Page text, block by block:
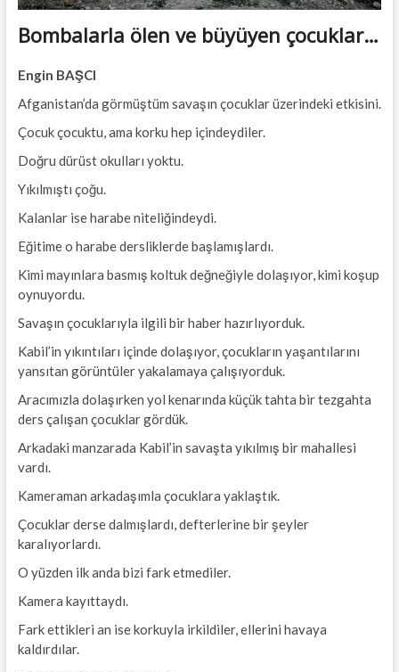
Bombalarla ölen ve büyüyen çocuklar…
Engin BAŞCI
Afganistan’da görmüştüm savaşın çocuklar üzerindeki etkisini.
Çocuk çocuktu, ama korku hep içindeydiler.
Doğru dürüst okulları yoktu.
Yıkılmıştı çoğu.
Kalanlar ise harabe niteliğindeydi.
Eğitime o harabe dersliklerde başlamışlardı.
Kimi mayınlara basmış koltuk değneğiyle dolaşıyor, kimi koşup
oynuyordu.
Savaşın çocuklarıyla ilgili bir haber hazırlıyorduk.
Kabil’in yıkıntıları içinde dolaşıyor, çocukların yaşantılarını
yansıtan görüntüler yakalamaya çalışıyorduk.
Aracımızla dolaşırken yol kenarında küçük tahta bir tezgahta
ders çalışan çocuklar gördük.
Arkadaki manzarada Kabil’in savaşta yıkılmış bir mahallesi
vardı.
Kameraman arkadaşımla çocuklara yaklaştık.
Çocuklar derse dalmışlardı, defterlerine bir şeyler
karalıyorlardı.
O yüzden ilk anda bizi fark etmediler.
Kamera kayıttaydı.
Fark ettikleri an ise korkuyla irkildiler, ellerini havaya
kaldırdılar.